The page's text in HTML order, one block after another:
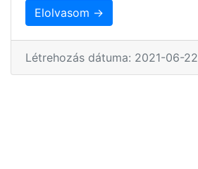
Elolvasom →
Létrehozás dátuma: 2021-06-22